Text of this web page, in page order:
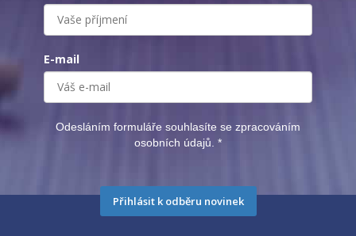
E-mail
Odesláním formuláře souhlasíte se zpracováním
osobních údajů. *
Přihlásit k odběru novinek